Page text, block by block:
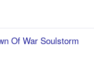
Of War Soulstorm